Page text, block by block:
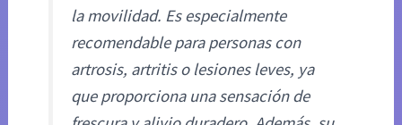
la movilidad. Es especialmente
recomendable para personas con
artrosis, artritis o lesiones leves, ya
que proporciona una sensación de